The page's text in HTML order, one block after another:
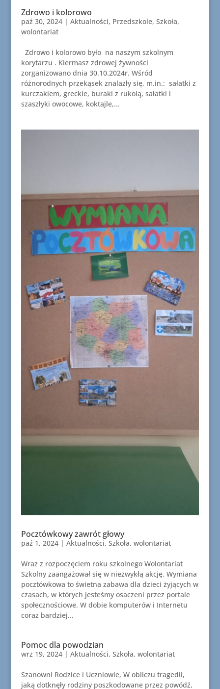
Zdrowo i kolorowo
paź 30, 2024| Aktualności, Przedszkole, Szkoła,
wolontariat
Zdrowo i kolorowo było na naszym szkolnym
korytarzu . Kiermasz zdrowej żywności
zorganizowano dnia 30.10.2024r. Wśród
różnorodnych przekąsek znalazły się, m.in.: sałatki z
kurczakiem, greckie, buraki z rukolą, sałatki i
szaszłyki owocowe, koktajle,...
Pocztówkowy zawrót głowy
paź 1, 2024| Aktualności, Szkoła, wolontariat
Wraz z rozpoczęciem roku szkolnego Wolontariat
Szkolny zaangażował się w niezwykłą akcję. Wymiana
pocztówkowa to świetna zabawa dla dzieci żyjących w
czasach, w których jesteśmy osaczeni przez portale
społecznościowe. W dobie komputerów i Internetu
coraz bardziej...
Pomoc dla powodzian
wrz 19, 2024| Aktualności, Szkoła, wolontariat
Szanowni Rodzice i Uczniowie, W obliczu tragedii,
jaką dotknęły rodziny poszkodowane przez powódź,